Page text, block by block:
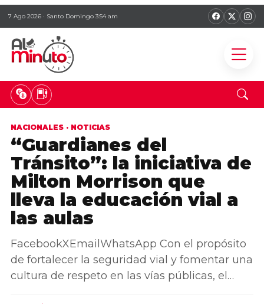
7 Ago 2026 · Santo Domingo 3:54 am
NACIONALES · NOTICIAS
“Guardianes del
Tránsito”: la iniciativa de
Milton Morrison que
lleva la educación vial a
las aulas
FacebookXEmailWhatsApp Con el propósito
de fortalecer la seguridad vial y fomentar una
cultura de respeto en las vías públicas, el…